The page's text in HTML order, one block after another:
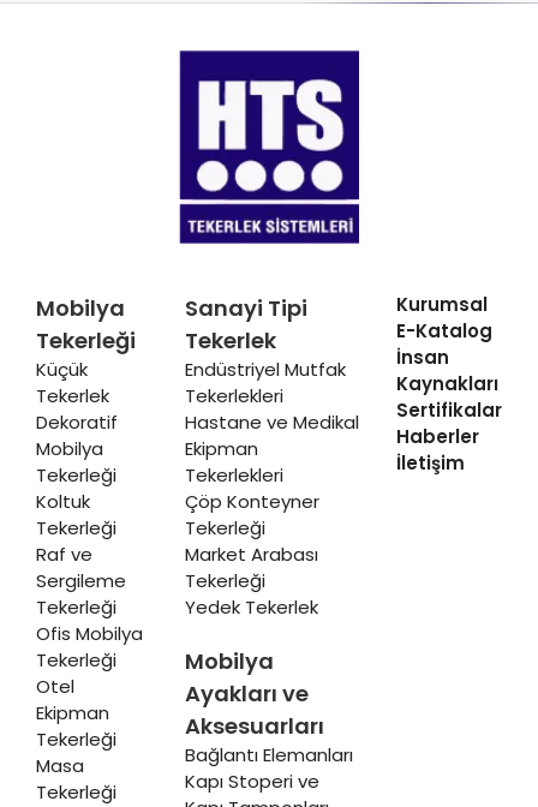
Mobilya
Tekerleği
Küçük
Tekerlek
Dekoratif
Mobilya
Tekerleği
Koltuk
Tekerleği
Raf ve
Sergileme
Tekerleği
Ofis Mobilya
Tekerleği
Otel
Ekipman
Tekerleği
Masa
Tekerleği
Sanayi Tipi
Tekerlek
Endüstriyel Mutfak
Tekerlekleri
Hastane ve Medikal
Ekipman
Tekerlekleri
Çöp Konteyner
Tekerleği
Market Arabası
Tekerleği
Yedek Tekerlek
Mobilya
Ayakları ve
Aksesuarları
Bağlantı Elemanları
Kapı Stoperi ve
Kurumsal
E-Katalog
İnsan
Kaynakları
Sertifikalar
Haberler
İletişim